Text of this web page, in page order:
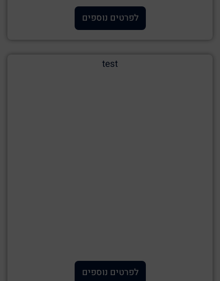
לפרטים נוספים
test
לפרטים נוספים